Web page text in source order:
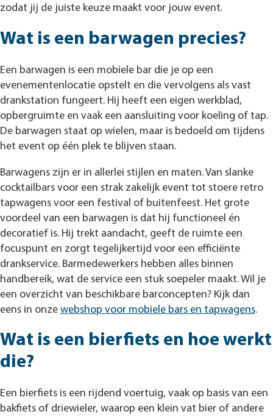
zodat jij de juiste keuze maakt voor jouw event.
Wat is een barwagen precies?
Een barwagen is een mobiele bar die je op een
evenementenlocatie opstelt en die vervolgens als vast
drankstation fungeert. Hij heeft een eigen werkblad,
opbergruimte en vaak een aansluiting voor koeling of tap.
De barwagen staat op wielen, maar is bedoeld om tijdens
het event op één plek te blijven staan.
Barwagens zijn er in allerlei stijlen en maten. Van slanke
cocktailbars voor een strak zakelijk event tot stoere retro
tapwagens voor een festival of buitenfeest. Het grote
voordeel van een barwagen is dat hij functioneel én
decoratief is. Hij trekt aandacht, geeft de ruimte een
focuspunt en zorgt tegelijkertijd voor een efficiënte
drankservice. Barmedewerkers hebben alles binnen
handbereik, wat de service een stuk soepeler maakt. Wil je
een overzicht van beschikbare barconcepten? Kijk dan
eens in onze webshop voor mobiele bars en tapwagens.
Wat is een bierfiets en hoe werkt
die?
Een bierfiets is een rijdend voertuig, vaak op basis van een
bakfiets of driewieler, waarop een klein vat bier of andere